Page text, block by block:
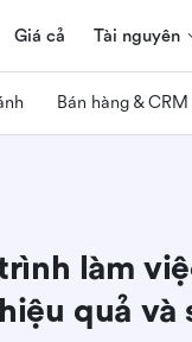
Giá cả Tài nguyên
Bán hàng & CRM
làm
quả và